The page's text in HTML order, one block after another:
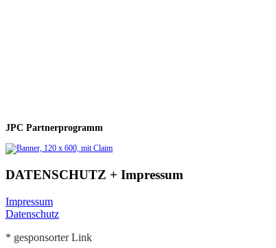
JPC Partnerprogramm
DATENSCHUTZ + Impressum
Impressum
Datenschutz
* gesponsorter Link